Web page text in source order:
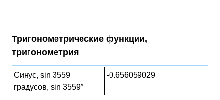
Тригонометрические функции,
тригонометрия
Синус, sin 3559
градусов, sin 3559°
-0.656059029